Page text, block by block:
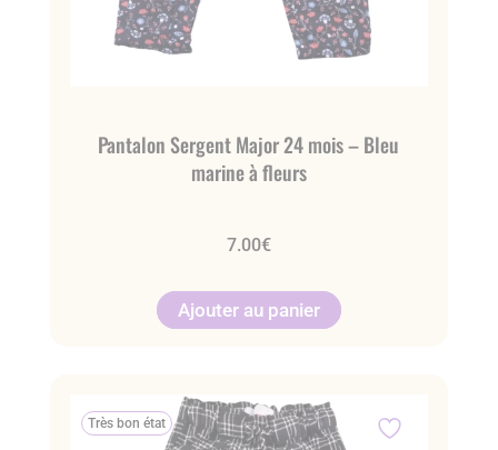
Pantalon Sergent Major 24 mois – Bleu
marine à fleurs
7.00€
Ajouter au panier
Très bon état